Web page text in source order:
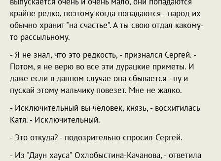
крайне редко, поэтому когда попадаются - народ их
обычно хранит "на счастье". А ты свою отдал какому-
то рассыльному.
- Я не знал, что это редкость, - признался Сергей. -
Потом, я не верю во все эти дурацкие приметы. И
даже если в данном случае она сбывается - ну и
пускай этому мальчику повезет. Мне не жалко.
- Исключительный вы человек, князь, - восхитилась
Катя. - Исключительный.
- Это откуда? - подозрительно спросил Сергей.
- Из "Даун хауса" Охлобыстина-Качанова, - ответила